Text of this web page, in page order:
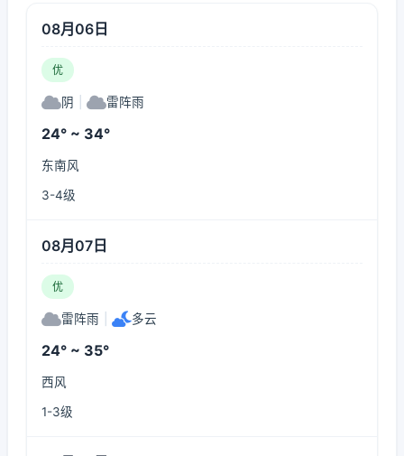
08月06日
优
阴 雷阵雨
24° ~ 34°
东南风
3-4级
08月07日
优
雷阵雨 多云
24° ~ 35°
西风
1-3级